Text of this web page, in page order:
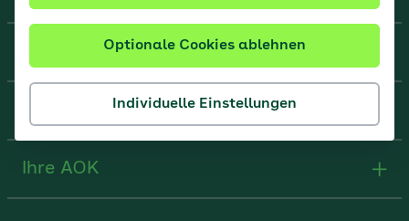
Hilfe & Kontakt
Rechtliches
Ihre AOK
Schaltfläche „Individuelle Einstellungen“ können
persönliche Einstellungen vorgenommen werden.
Ihr Einverständnis kann jederzeit mit Wirkung für
die Zukunft widerrufen oder geändert werden.
Verarbeitungen bis zu Ihrem Widerruf bleiben
wirksam. UnterDatenschutzinformieren wir
ausführlich über Art und Umfang der
Individuelle Einstellungen
Optionale Cookies ablehnen